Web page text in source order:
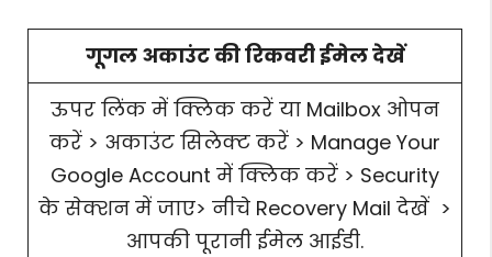
गूगल अकाउंट की रिकवरी ईमेल देखें
ऊपर लिंक में क्लिक करें या Mailbox ओपन
करें > अकाउंट सिलेक्ट करें > Manage Your
Google Account में क्लिक करें > Security
के सेक्शन में जाए> नीचे Recovery Mail देखें >
आपकी पूरानी ईमेल आईडी.